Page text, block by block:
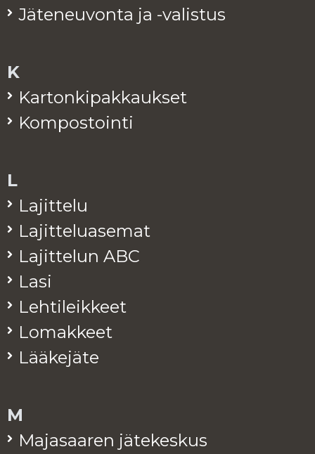
Jä­te­neu­von­ta ja -va­lis­tus
K
Kar­ton­ki­pak­kauk­set
Kom­pos­toin­ti
L
La­jit­te­lu
La­jit­te­lua­se­mat
La­jit­te­lun ABC
Lasi
Leh­ti­leik­keet
Lo­mak­keet
Lää­ke­jä­te
M
Ma­ja­saa­ren jä­te­kes­kus